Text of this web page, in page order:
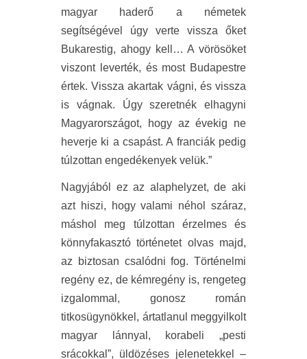
magyar haderő a németek
segítségével úgy verte vissza őket
Bukarestig, ahogy kell… A vörösöket
viszont leverték, és most Budapestre
értek. Vissza akartak vágni, és vissza
is vágnak. Úgy szeretnék elhagyni
Magyarországot, hogy az évekig ne
heverje ki a csapást. A franciák pedig
túlzottan engedékenyek velük.”
Nagyjából ez az alaphelyzet, de aki
azt hiszi, hogy valami néhol száraz,
máshol meg túlzottan érzelmes és
könnyfakasztó történetet olvas majd,
az biztosan csalódni fog. Történelmi
regény ez, de kémregény is, rengeteg
izgalommal, gonosz román
titkosügynökkel, ártatlanul meggyilkolt
magyar lánnyal, korabeli „pesti
srácokkal”, üldözéses jelenetekkel –